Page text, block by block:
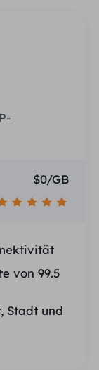
$0/GB
von 99.5
Stadt und